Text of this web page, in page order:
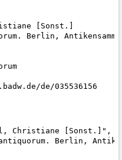
[Sonst.]
Berlin,
de/035536156
Christiane [Sonst.]",
Berlin,